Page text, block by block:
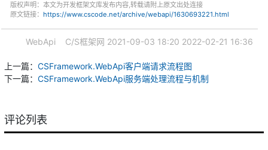
版权声明：本文为开发框架文库发布内容,转载请附上原文出处连接
原文链接： https://www.cscode.net/archive/webapi/1630693221.html
WebApi C/S框架网 2021-09-03 18:20 2022-02-21 16:36
上一篇： CSFramework.WebApi客户端请求流程图
下一篇： CSFramework.WebApi服务端处理流程与机制
评论列表